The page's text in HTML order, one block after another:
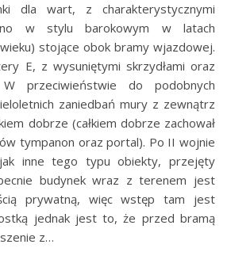
dla wart, z charakterystycznymi
w stylu barokowym w latach
stojące obok bramy wjazdowej.
E, z wysuniętymi skrzydłami oraz
przeciwieństwie do podobnych
zaniedbań mury z zewnątrz
dobrze (całkiem dobrze zachował
tympanon oraz portal). Po II wojnie
inne tego typu obiekty, przejęty
budynek wraz z terenem jest
prywatną, więc wstęp tam jest
jednak jest to, że przed bramą
z…